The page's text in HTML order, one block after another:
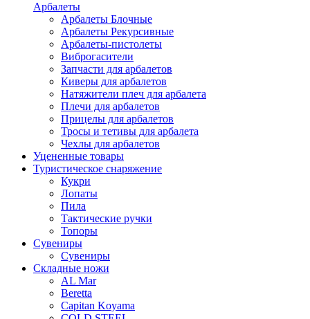
Арбалеты
Арбалеты Блочные
Арбалеты Рекурсивные
Арбалеты-пистолеты
Виброгасители
Запчасти для арбалетов
Киверы для арбалетов
Натяжители плеч для арбалета
Плечи для арбалетов
Прицелы для арбалетов
Тросы и тетивы для арбалета
Чехлы для арбалетов
Уцененные товары
Туристическое снаряжение
Кукри
Лопаты
Пила
Тактические ручки
Топоры
Сувениры
Сувениры
Складные ножи
AL Mar
Beretta
Capitan Koyama